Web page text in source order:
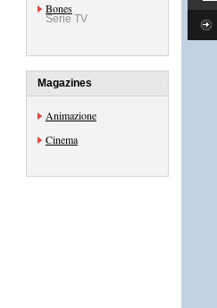
Bones
Serie TV
Magazines
Animazione
Cinema